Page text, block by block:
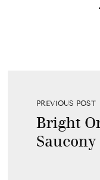
PREVIOUS POST
Bright
Saucony